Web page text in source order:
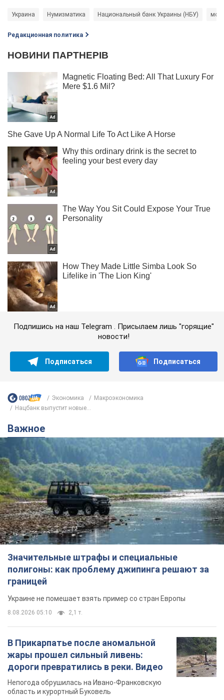
Украина Нумизматика Национальный банк Украины (НБУ)
Редакционная политика
Подпишись на наш Telegram . Присылаем лишь "горящие"
новости!
Подписаться Подписаться
Экономика
Mакроэкономика
Нацбанк выпустит новые...
Важное
Значительные штрафы и специальные
полигоны: как проблему джипинга решают за
границей
Украине не помешает взять пример со стран Европы
8.08.2026 05:10 2,1 т.
В Прикарпатье после аномальной
жары прошел сильный ливень:
дороги превратились в реки. Видео
Непогода обрушилась на Ивано-Франковскую
область и курортный Буковель